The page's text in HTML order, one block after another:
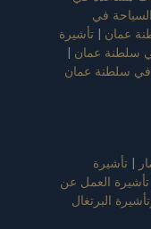
السياحة في
عمان | تأشيرة
سلطنة عمان |
سلطنة عمان
| تأشيرة
تأشيرة العمل عن
البرتغال